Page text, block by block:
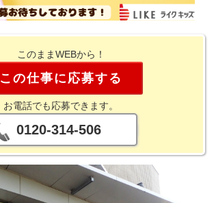
このままWEBから！
この仕事に応募する
お電話でも応募できます。
0120-314-506